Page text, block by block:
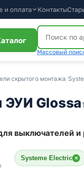
и оплата Контакты
Массовый
скрытого монтажа/
ЭУИ Glossa
выключателей и
Systeme Electric ×